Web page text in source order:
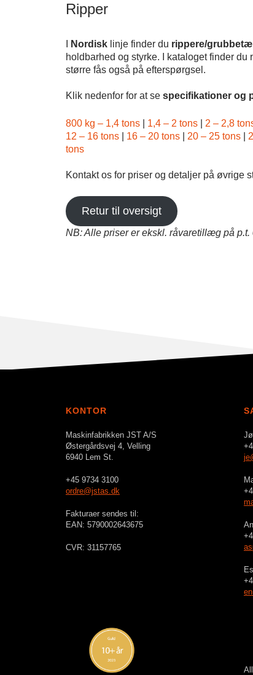
Ripper
Nordisk linje finder du rippere/
holdbarhed og styrke. I kataloget finder
større fås også på efterspørgsel.
Klik nedenfor for at se specifikationer og
800 kg – 1,4 tons 1,4 – 2 tons 2 – 2,8
12 – 16 tons
16 – 20 tons 20 – 25 tons
tons
Kontakt os for priser og detaljer på øvrige
Retur til oversigt
NB: Alle priser er ekskl. råvaretillæg på p.t.
KONTOR
Maskinfabrikken JST A/S
Østergårdsvej 4, Velling
6940 Lem St.
+45 9734 3100
ordre@jstas.dk
Fakturaer sendes til:
EAN: 5790002643675
CVR: 31157765